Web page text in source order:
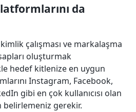
da
çalışması ve markalaşma
oluşturmak
hedef kitlenize en uygun
Instagram, Facebook,
gibi en çok kullanıcısı olan
belirlemeniz gerekir.